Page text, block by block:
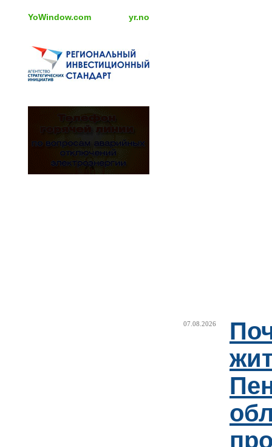
YoWindow.com yr.no
07.08.2026